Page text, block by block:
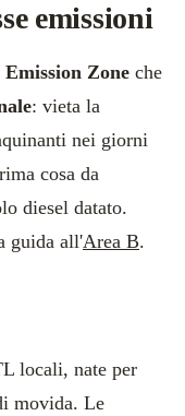
emissioni
Zone che
: vieta la
nei giorni
cosa da
diesel datato.
guida all'Area B.
locali, nate per
movida. Le